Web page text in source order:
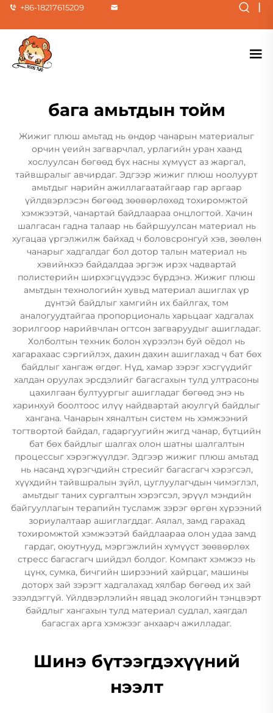
+86-18217615209 |
бага амьтдын тойм
Жижиг плюш амьтад нь өндөр чанарын материалыг
орчин үеийн загварчлал, урлагийн уран хаанд
хослуулсан бөгөөд бүх насны хүмүүст аз жаргал,
тайвшралыг авчирдаг. Эдгээр жижиг плюш ноолуурт
амьтдыг нарийн ажиллагаатайгаар гар аргаар
үйлдвэрлэсэн бөгөөд зөөвөрлөхөд тохиромжтой
хэмжээтэй, чанартай байдлаараа онцлогтой. Хачин
шалгасан гадна талаар нь байршуулсан материал нь
хугацаа үргэлжилж байхад ч боловсронгуй хэв, зөөлөн
чанарыг хадгалдаг бол дотор талын материал нь
хэвийнхээ байдалдаа эргэж ирэх чадвартай
полистерийн ширхэгцүүдээс бүрдэнэ. Жижиг плюш
амьтдын технологийн хувьд материал ашиглах үр
дүнтэй байдлыг хамгийн их байлгах, том
аналогуудтайгаа пропорциональ харьцааг хадгалах
зорилгоор нарийвчлан огтсон загваруудыг ашигладаг.
Холболтын техник болон хүрээлэн буй оёдол нь
хагарахаас сэргийлэх, дахин дахин ашиглахад ч бат бөх
байдлыг хангаж өгдөг. Нүд, хамар зэрэг хэсгүүдийг
халдан оруулах эрсдэлийг багасгахын тулд ултрасоны
цахилгаан бултуургыг ашигладаг бөгөөд энэ нь
харинхуй боолтоос илүү найдвартай аюулгүй байдлыг
хангана. Чанарын хяналтын систем нь хэмжээний
тогтвортой байдал, гадаргуугийн жигд чанар, бүтцийн
бат бөх байдлыг шалгах олон шатны шалгалтын
процессыг хэрэгжүүлдэг. Эдгээр жижиг плюш амьтад
нь насанд хүрэгчдийн стресийг багасгагч хэрэгсэл,
хүүхдийн тайвшралын зүйл, цуглуулагчдын чимэглэл,
амьтдыг таних сургалтын хэрэгсэл, эрүүл мэндийн
байгууллагын терапийн тусламж зэрэг өргөн хүрээний
зориулалтаар ашиглагддаг. Аялал, замд гарахад
тохиромжтой хэмжээтэй байдлаараа олон удаа замд
гардаг, оюутнууд, мэргэжлийн хүмүүст зөөвөрлөх
стресс багасгагч шийдэл болдог. Компакт хэмжээ нь
цүнх, сумка, бичгийн ширээний хайрцаг, машины
доторх зай зэрэгт хадгалахад хялбар бөгөөд их зай
эзэлдэггүй. Үйлдвэрлэлийн явцад экологийн тэнцвэрт
байдлыг хангахын тулд материал судлал, хаягдал
багасгах арга хэмжээг анхаарч ажилладаг.
Шинэ бүтээгдэхүүний
нээлт